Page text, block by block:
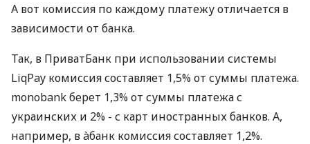
А вот комиссия по каждому платежу отличается в
зависимости от банка.
Так, в ПриватБанк при использовании системы
LiqPay комиссия составляет 1,5% от суммы платежа.
monobank берет 1,3% от суммы платежа с
украинских и 2% - с карт иностранных банков. А,
например, в àбанк комиссия составляет 1,2%.